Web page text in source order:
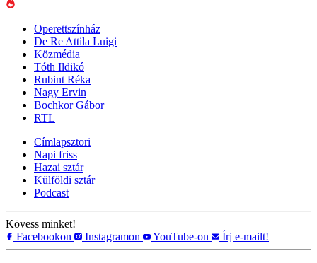
Operettszínház
De Re Attila Luigi
Közmédia
Tóth Ildikó
Rubint Réka
Nagy Ervin
Bochkor Gábor
RTL
Címlapsztori
Napi friss
Hazai sztár
Külföldi sztár
Podcast
Kövess minket!
Facebookon
Instagramon YouTube-on Írj e-mailt!